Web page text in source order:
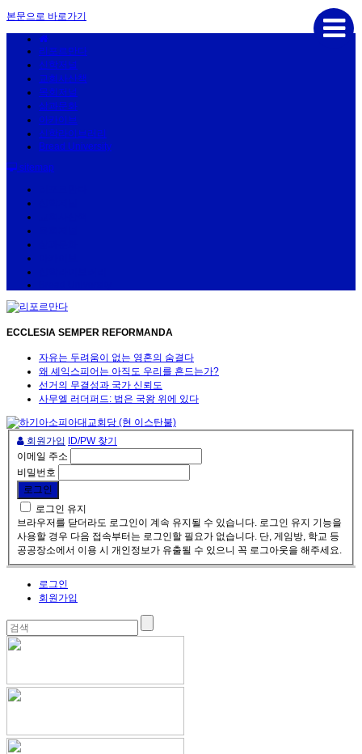
본문으로 바로가기
리포르만다
신학저널
교회사산책
목회저널
삶과문화
아카이브
신학라이브러리
Bread University
sitemap
ECCLESIA SEMPER REFORMANDA
자유는 두려움이 없는 영혼의 숨결다
왜 셰익스피어는 아직도 우리를 흔드는가?
선거의 무결성과 국가 신뢰도
사무엘 러더퍼드: 법은 국왕 위에 있다
회원가입
ID/PW 찾기
이메일 주소
비밀번호
로그인 유지
브라우저를 닫더라도 로그인이 계속 유지될 수 있습니다. 로그인 유지 기능을
사용할 경우 다음 접속부터는 로그인할 필요가 없습니다. 단, 게임방, 학교 등
공공장소에서 이용 시 개인정보가 유출될 수 있으니 꼭 로그아웃을 해주세요.
로그인
회원가입